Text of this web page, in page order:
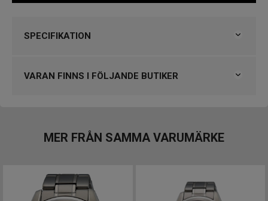
SPECIFIKATION
Kollektion
Classic
Design
Boett material
Form på boett
VARAN FINNS I FÖLJANDE BUTIKER
Klockmaster Borås, Centrum
Klockmaster Falkenberg
Klockmaster Stockholm, Kista
Klockmaster Sundsvall
MER FRÅN SAMMA VARUMÄRKE